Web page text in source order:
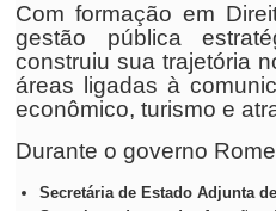
Com formação em
gestão pública
construiu sua trajetória
áreas ligadas à
econômico, turismo e
Durante o governo
Secretária de Estado Adjunta